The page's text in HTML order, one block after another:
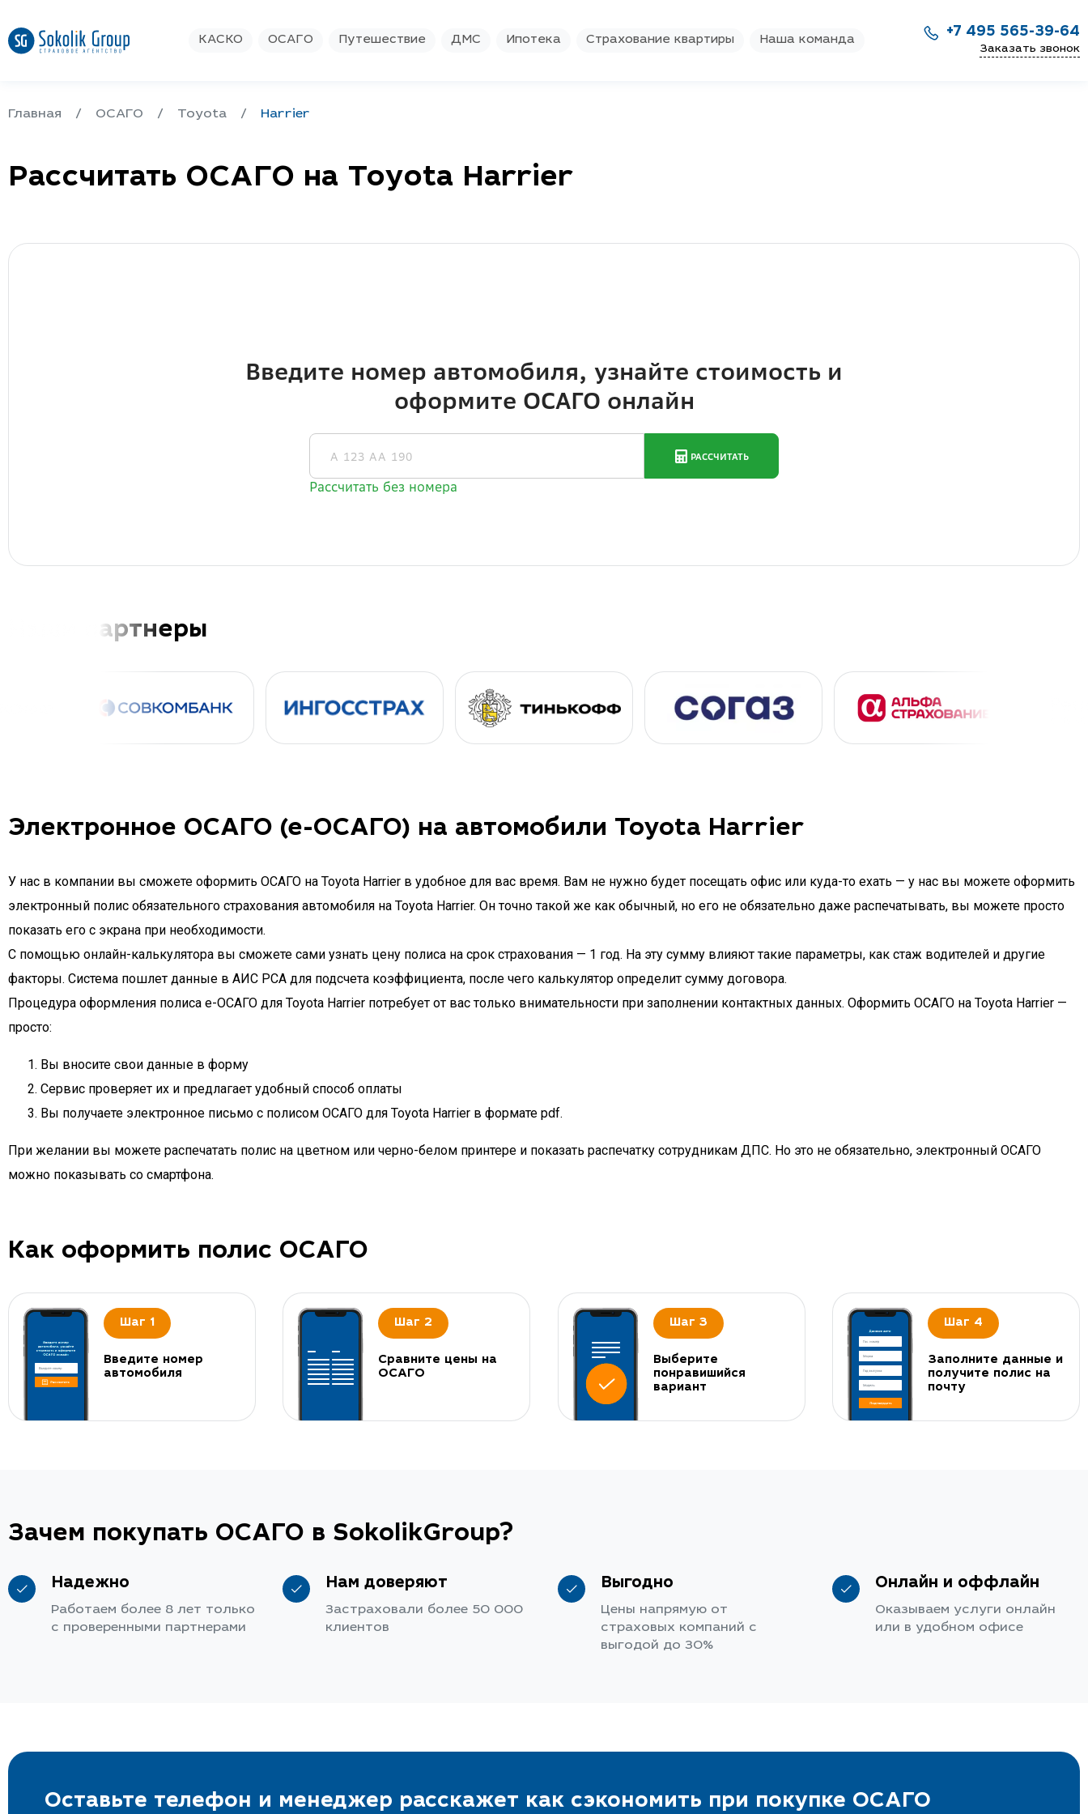
КАСКО ОСАГО Путешествие ДМС Ипотека Страхование квартиры Наша команда
+7 495 565-39-64
Заказать звонок
Главная ОСАГО Toyota Harrier
Рассчитать ОСАГО на Toyota Harrier
Наши партнеры
Электронное ОСАГО (е-ОСАГО) на автомобили Toyota Harrier
У нас в компании вы сможете оформить ОСАГО на Toyota Harrier в удобное для вас время. Вам не нужно будет посещать офис или куда-то ехать — у нас вы можете оформить
электронный полис обязательного страхования автомобиля на Toyota Harrier. Он точно такой же как обычный, но его не обязательно даже распечатывать, вы можете просто
показать его с экрана при необходимости.
С помощью онлайн-калькулятора вы сможете сами узнать цену полиса на срок страхования — 1 год. На эту сумму влияют такие параметры, как стаж водителей и другие
факторы. Система пошлет данные в АИС РСА для подсчета коэффициента, после чего калькулятор определит сумму договора.
Процедура оформления полиса e-ОСАГО для Toyota Harrier потребует от вас только внимательности при заполнении контактных данных. Оформить ОСАГО на Toyota Harrier —
просто:
Вы вносите свои данные в форму
Сервис проверяет их и предлагает удобный способ оплаты
Вы получаете электронное письмо с полисом ОСАГО для Toyota Harrier в формате pdf.
При желании вы можете распечатать полис на цветном или черно-белом принтере и показать распечатку сотрудникам ДПС. Но это не обязательно, электронный ОСАГО
можно показывать со смартфона.
Как оформить полис ОСАГО
Шаг 1
Введите номер
автомобиля
Шаг 2
Сравните цены на
ОСАГО
Шаг 3
Выберите
понравишийся
вариант
Шаг 4
Заполните данные и
получите полис на
почту
Зачем покупать ОСАГО в SokolikGroup?
Надежно
Работаем более 8 лет только
с проверенными партнерами
Нам доверяют
Застраховали более 50 000
клиентов
Выгодно
Цены напрямую от
страховых компаний с
выгодой до 30%
Онлайн и оффлайн
Оказываем услуги онлайн
или в удобном офисе
Оставьте телефон и менеджер расскажет как сэкономить при покупке ОСАГО